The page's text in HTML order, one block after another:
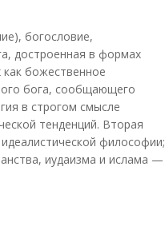
богословие,
достроенная в формах
божественное
бога, сообщающего
в строгом смысле
тенденций. Вторая
философии;
иудаизма и ислама —